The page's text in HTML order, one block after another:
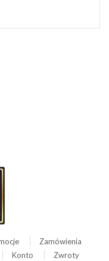
Zamówienia
Konto
Zwroty